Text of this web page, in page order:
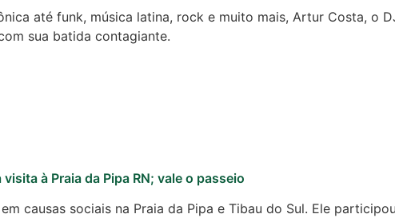
até funk, música latina, rock e muito mais, Artur Costa, o
sua batida contagiante.
à Praia da Pipa RN; vale o passeio
causas sociais na Praia da Pipa e Tibau do Sul. Ele